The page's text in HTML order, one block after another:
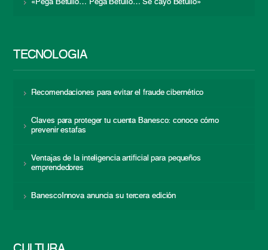
«Pega Betulio… Pega Betulio… Se cayó Betulio»
TECNOLOGÍA
Recomendaciones para evitar el fraude cibernético
Claves para proteger tu cuenta Banesco: conoce cómo
prevenir estafas
Ventajas de la inteligencia artificial para pequeños
emprendedores
BanescoInnova anuncia su tercera edición